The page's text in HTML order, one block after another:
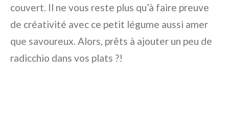
couvert. Il ne vous reste plus qu’à faire preuve
de créativité avec ce petit légume aussi amer
que savoureux. Alors, prêts à ajouter un peu de
radicchio dans vos plats ?!